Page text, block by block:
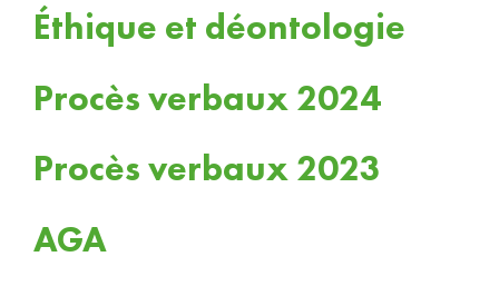
Éthique et déontologie
Procès verbaux 2024
Procès verbaux 2023
AGA